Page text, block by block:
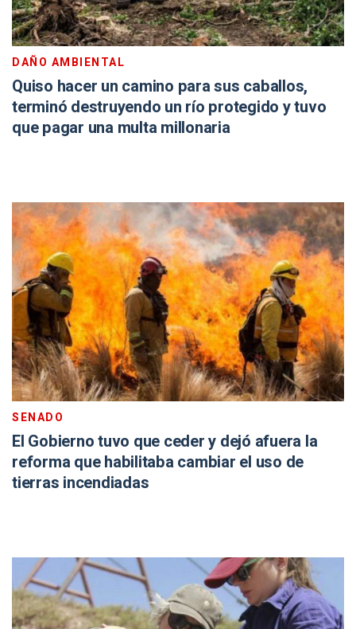
DAÑO AMBIENTAL
Quiso hacer un camino para sus caballos,
terminó destruyendo un río protegido y tuvo
que pagar una multa millonaria
SENADO
El Gobierno tuvo que ceder y dejó afuera la
reforma que habilitaba cambiar el uso de
tierras incendiadas